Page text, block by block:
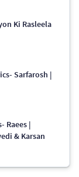
Ki Rasleela
Sarfarosh |
Raees |
& Karsan